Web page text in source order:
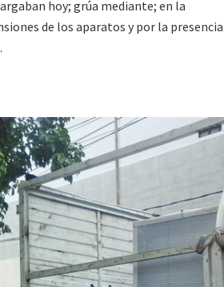
hoy; grúa mediante; en la
de los aparatos y por la presencia